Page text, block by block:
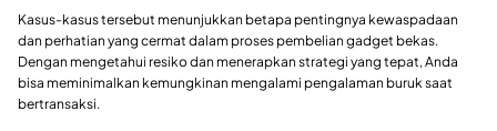
Kasus-kasus tersebut menunjukkan betapa pentingnya kewaspadaan
dan perhatian yang cermat dalam proses pembelian gadget bekas.
Dengan mengetahui resiko dan menerapkan strategi yang tepat, Anda
bisa meminimalkan kemungkinan mengalami pengalaman buruk saat
bertransaksi.